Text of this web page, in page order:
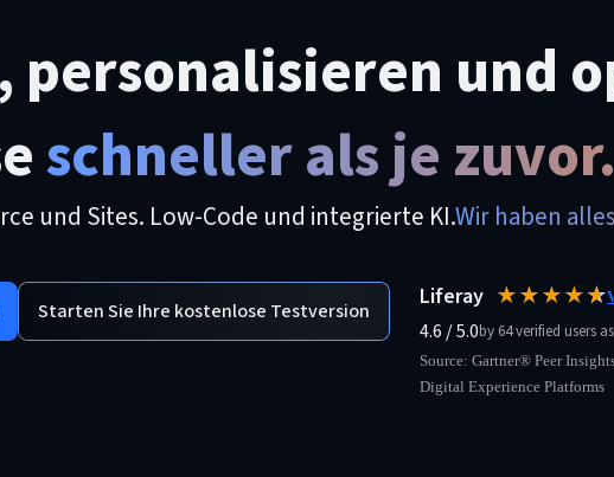
personalisieren und
schneller als je zuvor.
und Sites. Low-Code und integrierte KI.Wir haben
Starten Sie Ihre kostenlose Testversion Liferay ★★★★★
☆
4.6 / 5.0by 64 verified users
Source: Gartner® Peer
Digital Experience Platforms